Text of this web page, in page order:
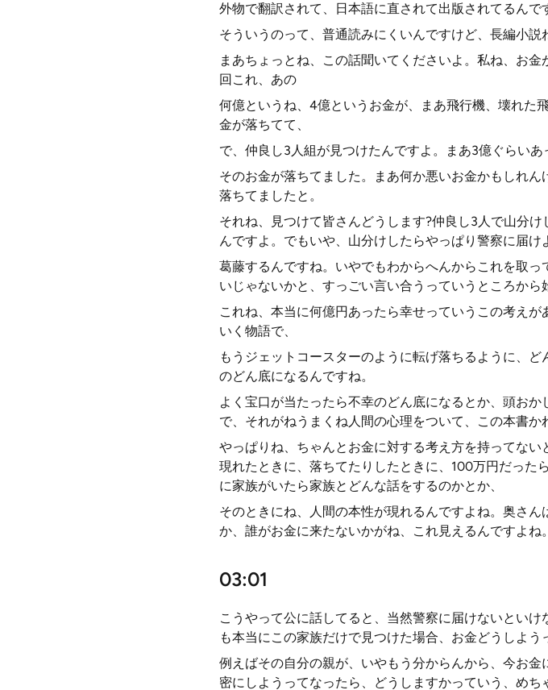
外物で翻訳されて、日本語に直されて出版されてるんで
そういうのって、普通読みにくいんですけど、長編小説
まあちょっとね、この話聞いてくださいよ。私ね、お
回これ、あの
何億というね、4億というお金が、まあ飛行機、壊れた
金が落ちてて、
で、仲良し3人組が見つけたんですよ。まあ3億ぐらい
そのお金が落ちてました。まあ何か悪いお金かもしれ
落ちてましたと。
それね、見つけて皆さんどうします?仲良し3人で山分
んですよ。でもいや、山分けしたらやっぱり警察に届け
葛藤するんですね。いやでもわからへんからこれを取
いじゃないかと、すっごい言い合うっていうところから
これね、本当に何億円あったら幸せっていうこの考え
いく物語で、
もうジェットコースターのように転げ落ちるように、
のどん底になるんですね。
よく宝口が当たったら不幸のどん底になるとか、頭お
で、それがねうまくね人間の心理をついて、この本書か
やっぱりね、ちゃんとお金に対する考え方を持ってな
現れたときに、落ちてたりしたときに、100万円だった
に家族がいたら家族とどんな話をするのかとか、
そのときにね、人間の本性が現れるんですよね。奥さ
か、誰がお金に来たないかがね、これ見えるんですよね。
03:01
こうやって公に話してると、当然警察に届けないとい
も本当にこの家族だけで見つけた場合、お金どうしよう
例えばその自分の親が、いやもう分からんから、今お
密にしようってなったら、どうしますかっていう、めち